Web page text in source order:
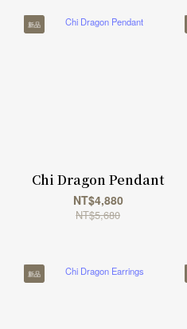
新品
Chi Dragon Pendant
NT$4,880
NT$5,680
新品